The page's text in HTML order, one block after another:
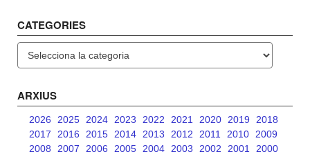
CATEGORIES
ARXIUS
2026 2025 2024 2023 2022 2021 2020 2019
2018
2017
2016 2015 2014 2013 2012 2011 2010 2009
2008
2007 2006 2005 2004 2003 2002 2001
2000